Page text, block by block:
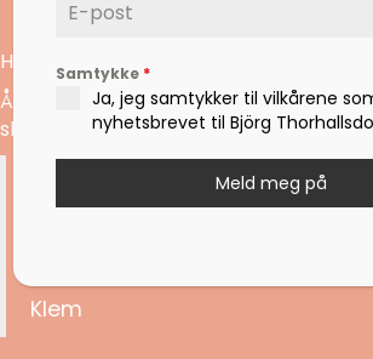
Hun tok i mot bildet og sa takk.
Året etter fikk jeg et postkort fra
skrevet fire linjer:
Klem
Samtykke *
Ja, jeg samtykker til vilkårene
nyhetsbrevet til Björg
Meld meg på